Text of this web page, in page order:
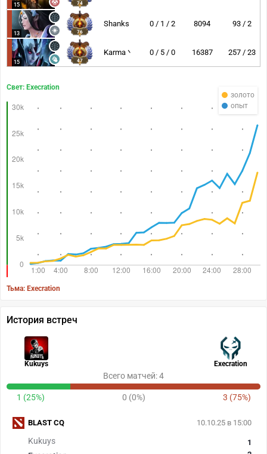
15 74
13 76
Shanks 0 / 1 / 2 8094 93 / 2
15 47
Karma丶 0 / 5 / 0 16387 257 / 23
золото
опыт
Свет: Execration
Тьма: Execration
История встреч
Kukuys Execration
Всего матчей: 4
1 (25%) 0 (0%) 3 (75%)
10.10.25 в 15:00
Kukuys
1
BLAST CQ